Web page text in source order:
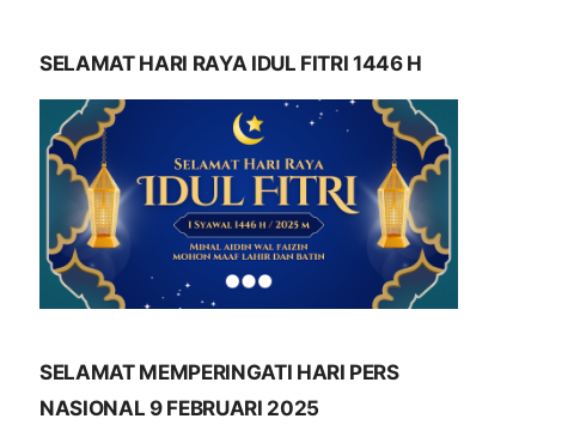
SELAMAT HARI RAYA IDUL FITRI 1446 H
SELAMAT MEMPERINGATI HARI PERS
NASIONAL 9 FEBRUARI 2025